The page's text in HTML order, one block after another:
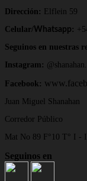
Dirección:
Elflein 59
Celular/Whatsapp :
Seguinos en nuestras
Instagram:
Facebook:
Juan Miguel Shanahan
Corredor Público
Mat No 89 F°10 T° I -
Seguinos en